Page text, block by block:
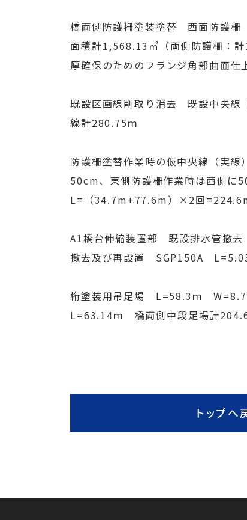
橋両側防護柵塗装塗替 西面防護
面積計1,568.13㎡（両側防護柵：
厚確保のためのフランジ角部曲
既設区画線削取り消去 既設中央
線計280.75ｍ
防護柵塗替作業時の仮中央線（実
50cm、東側防護柵作業時は西側
L=（34.7m+77.6m）×2回
A1橋台伸縮装置部 既設排水管
撤去及び再設置 SGP150A
桁塗装用吊足場 L=58.3ｍ
L=63.14ｍ 橋両側中段足場計
トップへ